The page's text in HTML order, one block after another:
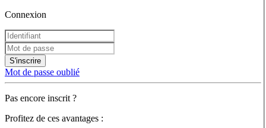
Connexion
S'inscrire
Mot de passe oublié
Pas encore inscrit ?
Profitez de ces avantages :